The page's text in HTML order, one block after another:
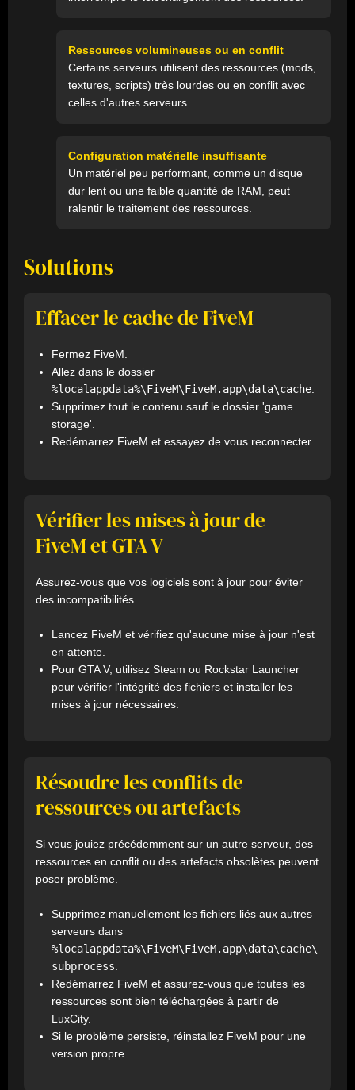
Ressources volumineuses ou en conflit
Certains serveurs utilisent des ressources (mods,
textures, scripts) très lourdes ou en conflit avec
celles d'autres serveurs.
Configuration matérielle insuffisante
Un matériel peu performant, comme un disque
dur lent ou une faible quantité de RAM, peut
ralentir le traitement des ressources.
Solutions
Effacer le cache de FiveM
Fermez FiveM.
Allez dans le dossier
%localappdata%\FiveM\FiveM.app\data\cache.
Supprimez tout le contenu sauf le dossier 'game
storage'.
Redémarrez FiveM et essayez de vous reconnecter.
Vérifier les mises à jour de
FiveM et GTA V
Assurez-vous que vos logiciels sont à jour pour éviter
des incompatibilités.
Lancez FiveM et vérifiez qu'aucune mise à jour n'est
en attente.
Pour GTA V, utilisez Steam ou Rockstar Launcher
pour vérifier l'intégrité des fichiers et installer les
mises à jour nécessaires.
Résoudre les conflits de
ressources ou artefacts
Si vous jouiez précédemment sur un autre serveur, des
ressources en conflit ou des artefacts obsolètes peuvent
poser problème.
Supprimez manuellement les fichiers liés aux autres
serveurs dans
%localappdata%\FiveM\FiveM.app\data\cache\
subprocess.
Redémarrez FiveM et assurez-vous que toutes les
ressources sont bien téléchargées à partir de
LuxCity.
Si le problème persiste, réinstallez FiveM pour une
version propre.